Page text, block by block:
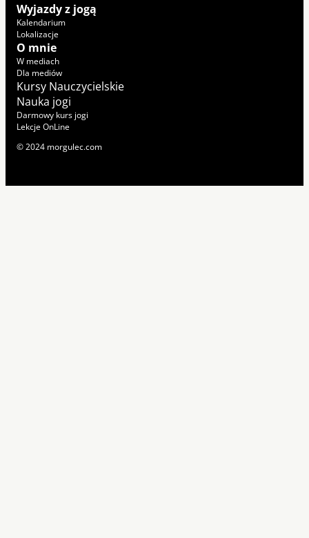
Wyjazdy z jogą
Kalendarium
Lokalizacje
O mnie
W mediach
Dla mediów
Kursy Nauczycielskie
Nauka jogi
Darmowy kurs jogi
Lekcje OnLine
© 2024 morgulec.com